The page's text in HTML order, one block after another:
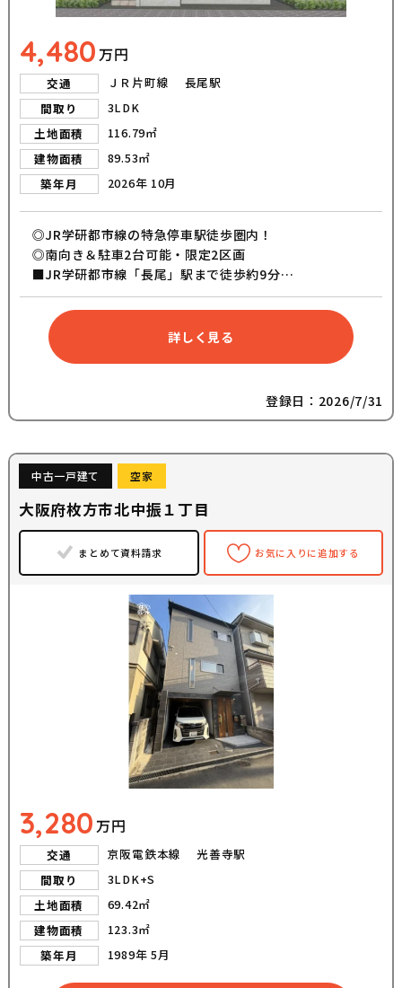
4,480万円
交通
ＪＲ片町線 長尾駅
間取り
3LDK
土地面積
116.79㎡
建物面積
89.53㎡
築年月
2026年 10月
◎JR学研都市線の特急停車駅徒歩圏内！
◎南向き＆駐車2台可能・限定2区画
■JR学研都市線「長尾」駅まで徒歩約9分
■JR学研都市線「松井山手」駅まで徒歩約19分
■枚方市立菅原東小学校まで徒歩約18分
■カウンター付きスキップフロア
■吹き抜けを設けた明るいリビング
詳しく見る
登録日：2026/7/31
中古一戸建て 空家
大阪府枚方市北中振１丁目
まとめて資料請求 お気に入りに追加する
3,280 万円
交通
京阪電鉄本線 光善寺駅
間取り
3LDK+S
土地面積
69.42㎡
建物面積
123.3㎡
築年月
1989年 5月